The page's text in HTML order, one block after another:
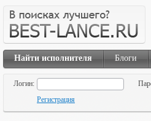
Найти исполнителя Блоги
Логин:
Регистрация